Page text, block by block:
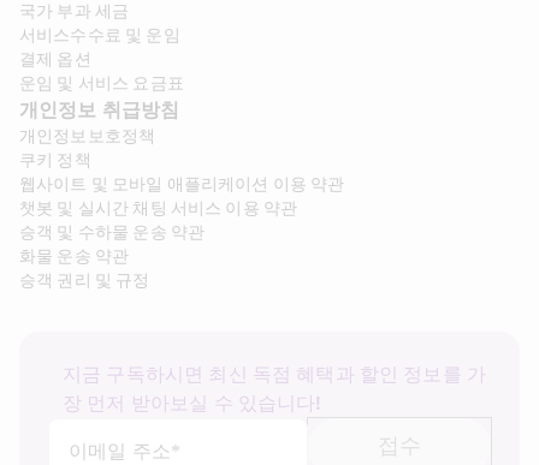
국가 부과 세금
서비스수수료 및 운임
결제 옵션
운임 및 서비스 요금표
개인정보 취급방침
개인정보보호정책
쿠키 정책
웹사이트 및 모바일 애플리케이션 이용 약관
챗봇 및 실시간 채팅 서비스 이용 약관
승객 및 수하물 운송 약관
화물 운송 약관
승객 권리 및 규정
지금 구독하시면 최신 독점 혜택과 할인 정보를 가
장 먼저 받아보실 수 있습니다!
이메일 주소*
접수